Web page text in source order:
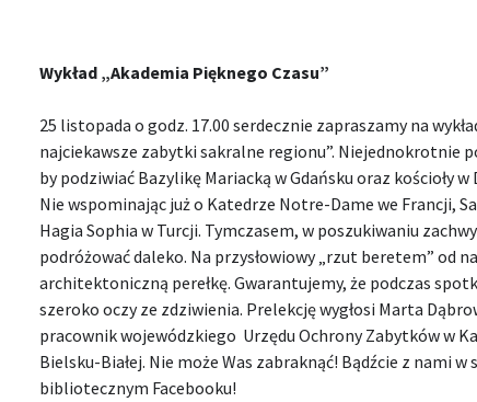
Wykład „Akademia Pięknego Czasu”
25 listopada o godz. 17.00 serdecznie zapraszamy na
najciekawsze zabytki sakralne regionu”. Niejednokrotnie
by podziwiać Bazylikę Mariacką w Gdańsku oraz kościoły w
Nie wspominając już o Katedrze Notre-Dame we Francji,
Hagia Sophia w Turcji. Tymczasem, w poszukiwaniu
podróżować daleko. Na przysłowiowy „rzut beretem” od
architektoniczną perełkę. Gwarantujemy, że podczas
szeroko oczy ze zdziwienia. Prelekcję wygłosi Marta
pracownik wojewódzkiego Urzędu Ochrony Zabytków w
Bielsku-Białej. Nie może Was zabraknąć! Bądźcie z nami
bibliotecznym Facebooku!